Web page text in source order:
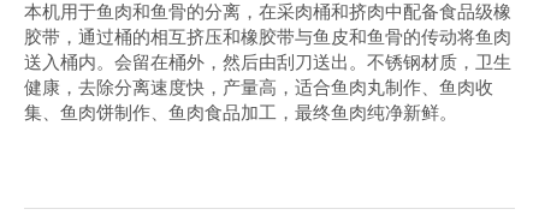
本机用于鱼肉和鱼骨的分离，在采肉桶和挤肉中配备食品级橡
胶带，通过桶的相互挤压和橡胶带与鱼皮和鱼骨的传动将鱼肉
送入桶内。会留在桶外，然后由刮刀送出。不锈钢材质，卫生
健康，去除分离速度快，产量高，适合鱼肉丸制作、鱼肉收
集、鱼肉饼制作、鱼肉食品加工，最终鱼肉纯净新鲜。